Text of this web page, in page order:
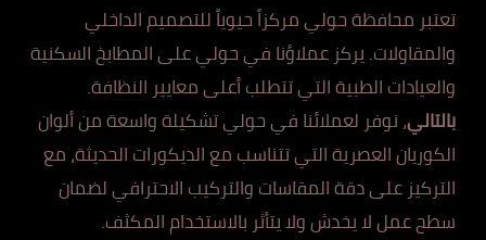
تعتبر محافظة حولي مركزاً حيوياً للتصميم الداخلي
والمقاولات. يركز عملاؤنا في حولي على المطابخ السكنية
والعيادات الطبية التي تتطلب أعلى معايير النظافة.
بالتالي، نوفر لعملائنا في حولي تشكيلة واسعة من ألوان
الكوريان العصرية التي تتناسب مع الديكورات الحديثة، مع
التركيز على دقة المقاسات والتركيب الاحترافي لضمان
سطح عمل لا يخدش ولا يتأثر بالاستخدام المكثف.